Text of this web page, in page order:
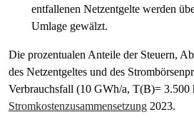
entfallenen Netzentgelte werden
Umlage gewälzt.
Die prozentualen Anteile der Steuern,
des Netzentgeltes und des
Verbrauchsfall (10 GWh/a, T(B)= 3.500
Stromkostenzusammensetzung 2023.